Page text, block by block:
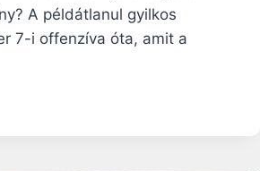
A példátlanul gyilkos
7-i offenzíva óta, amit a